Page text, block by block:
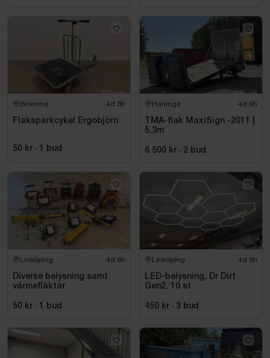
Bromma 4d 5h
Flaksparkcykel Ergobjörn
50 kr · 1 bud
Haninge 4d 6h
TMA-flak MaxiSign -2011 |
5,3m
6 500 kr · 2 bud
Linköping 4d 6h
Diverse belysning samt
värmefläktar
50 kr · 1 bud
Linköping 4d 6h
LED-belysning, Dr Dirt
Gen2, 10 st
450 kr · 3 bud